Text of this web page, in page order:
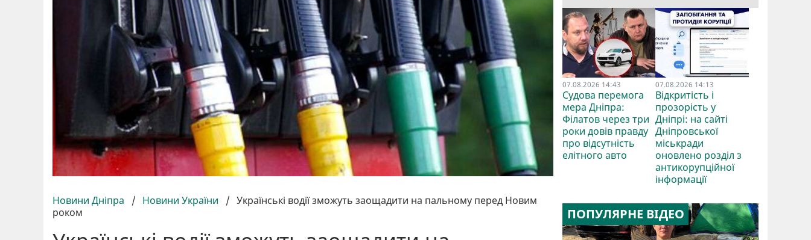
Новини Дніпра / Новини України / Українські водії зможуть заощадити на пальному перед Новим
роком
07.08.2026 14:43
Судова перемога
мера Дніпра:
Філатов через три
роки довів правду
про відсутність
елітного авто
07.08.2026 14:13
Відкритість і
прозорість у
Дніпрі: на сайті
Дніпровської
міськради
оновлено розділ з
антикорупційної
інформації
ПОПУЛЯРНЕ ВІДЕО